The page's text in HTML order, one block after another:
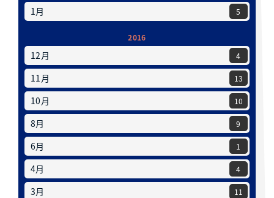
1月 5
2016
12月 4
11月 13
10月 10
8月 9
6月 1
4月 4
3月 11